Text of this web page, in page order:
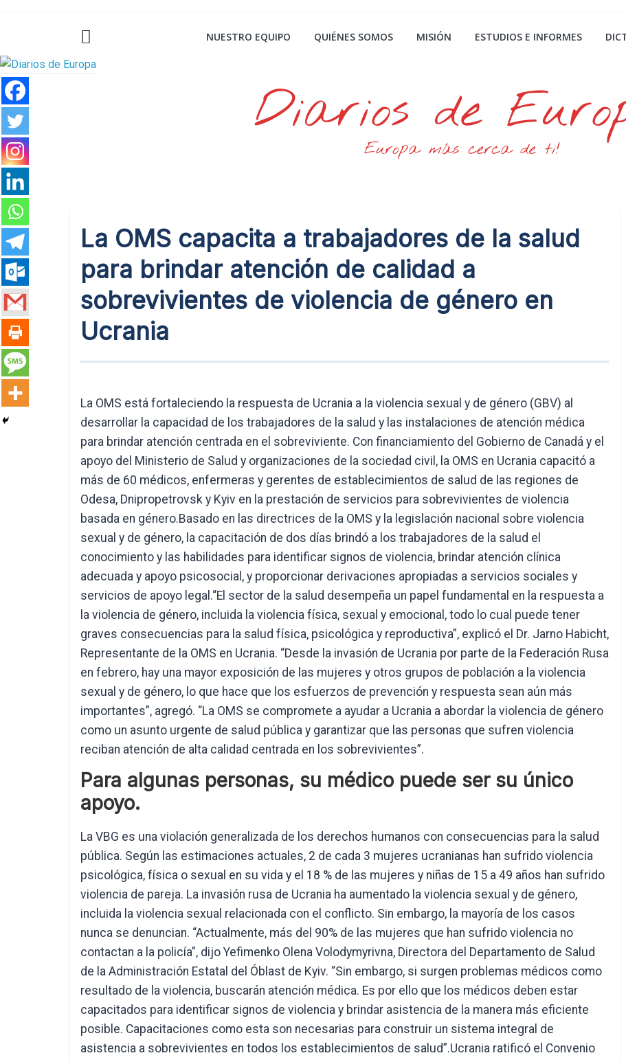
NUESTRO EQUIPO QUIÉNES SOMOS MISIÓN ESTUDIOS E INFORMES
Diarios de
Europa más cerca de ti!
La OMS capacita a trabajadores de la salud
para brindar atención de calidad a
sobrevivientes de violencia de género en
Ucrania
La OMS está fortaleciendo la respuesta de Ucrania a la violencia sexual y de género (GBV) al
desarrollar la capacidad de los trabajadores de la salud y las instalaciones de atención médica
para brindar atención centrada en el sobreviviente. Con financiamiento del Gobierno de Canadá y el
apoyo del Ministerio de Salud y organizaciones de la sociedad civil, la OMS en Ucrania capacitó a
más de 60 médicos, enfermeras y gerentes de establecimientos de salud de las regiones de
Odesa, Dnipropetrovsk y Kyiv en la prestación de servicios para sobrevivientes de violencia
basada en género.Basado en las directrices de la OMS y la legislación nacional sobre violencia
sexual y de género, la capacitación de dos días brindó a los trabajadores de la salud el
conocimiento y las habilidades para identificar signos de violencia, brindar atención clínica
adecuada y apoyo psicosocial, y proporcionar derivaciones apropiadas a servicios sociales y
servicios de apoyo legal.“El sector de la salud desempeña un papel fundamental en la respuesta a
la violencia de género, incluida la violencia física, sexual y emocional, todo lo cual puede tener
graves consecuencias para la salud física, psicológica y reproductiva”, explicó el Dr. Jarno Habicht,
Representante de la OMS en Ucrania. “Desde la invasión de Ucrania por parte de la Federación Rusa
en febrero, hay una mayor exposición de las mujeres y otros grupos de población a la violencia
sexual y de género, lo que hace que los esfuerzos de prevención y respuesta sean aún más
importantes”, agregó. “La OMS se compromete a ayudar a Ucrania a abordar la violencia de género
como un asunto urgente de salud pública y garantizar que las personas que sufren violencia
reciban atención de alta calidad centrada en los sobrevivientes”.
Para algunas personas, su médico puede ser su único
apoyo.
La VBG es una violación generalizada de los derechos humanos con consecuencias para la salud
pública. Según las estimaciones actuales, 2 de cada 3 mujeres ucranianas han sufrido violencia
psicológica, física o sexual en su vida y el 18 % de las mujeres y niñas de 15 a 49 años han sufrido
violencia de pareja. La invasión rusa de Ucrania ha aumentado la violencia sexual y de género,
incluida la violencia sexual relacionada con el conflicto. Sin embargo, la mayoría de los casos
nunca se denuncian. “Actualmente, más del 90% de las mujeres que han sufrido violencia no
contactan a la policía”, dijo Yefimenko Olena Volodymyrivna, Directora del Departamento de Salud
de la Administración Estatal del Óblast de Kyiv. “Sin embargo, si surgen problemas médicos como
resultado de la violencia, buscarán atención médica. Es por ello que los médicos deben estar
capacitados para identificar signos de violencia y brindar asistencia de la manera más eficiente
posible. Capacitaciones como esta son necesarias para construir un sistema integral de
asistencia a sobrevivientes en todos los establecimientos de salud”.Ucrania ratificó el Convenio